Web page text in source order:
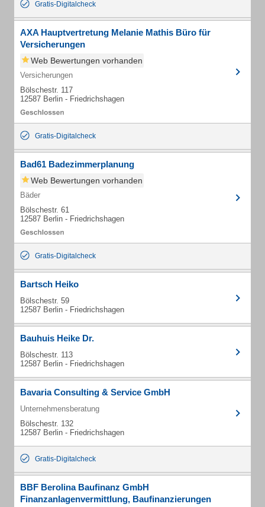
Gratis-Digitalcheck
AXA Hauptvertretung Melanie Mathis Büro für
Versicherungen
Web Bewertungen vorhanden
Versicherungen
Bölschestr. 117
12587 Berlin - Friedrichshagen
Gratis-Digitalcheck
Bad61 Badezimmerplanung
Web Bewertungen vorhanden
Bäder
Bölschestr. 61
12587 Berlin - Friedrichshagen
Gratis-Digitalcheck
Bartsch Heiko
Bölschestr. 59
12587 Berlin - Friedrichshagen
Bauhuis Heike Dr.
Bölschestr. 113
12587 Berlin - Friedrichshagen
Bavaria Consulting & Service GmbH
Unternehmensberatung
Bölschestr. 132
12587 Berlin - Friedrichshagen
Gratis-Digitalcheck
BBF Berolina Baufinanz GmbH
Finanzanlagenvermittlung, Baufinanzierungen